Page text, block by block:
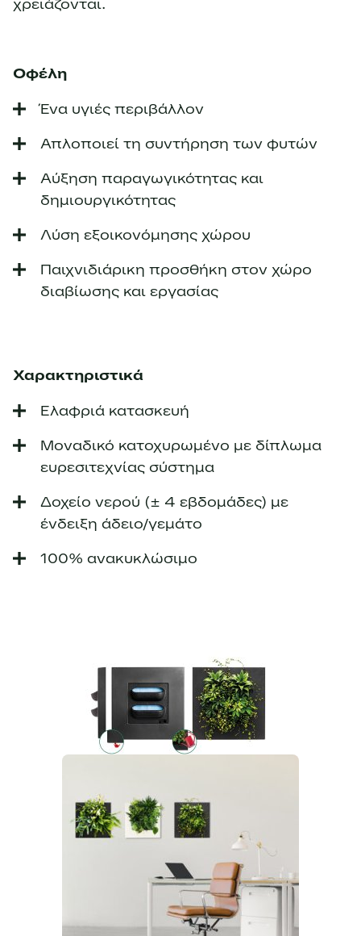
χρειάζονται.
Οφέλη
Ένα υγιές περιβάλλον
Απλοποιεί τη συντήρηση των φυτών
Αύξηση παραγωγικότητας και
δημιουργικότητας
Λύση εξοικονόμησης χώρου
Παιχνιδιάρικη προσθήκη στον χώρο
διαβίωσης και εργασίας
Χαρακτηριστικά
Ελαφριά κατασκευή
Μοναδικό κατοχυρωμένο με δίπλωμα
ευρεσιτεχνίας σύστημα
Δοχείο νερού (± 4 εβδομάδες) με
ένδειξη άδειο/γεμάτο
100% ανακυκλώσιμο